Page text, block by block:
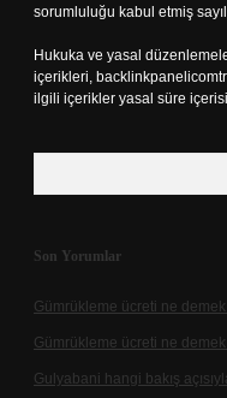
sorumluluğu kabul etmiş
Hukuka ve yasal
içerikleri,
ilgili içerikler yasal süre
Son Yorumlar
Gümrükleme ücreti ne
Gümrükleme ücreti ne
Gulyabani hangi bakış